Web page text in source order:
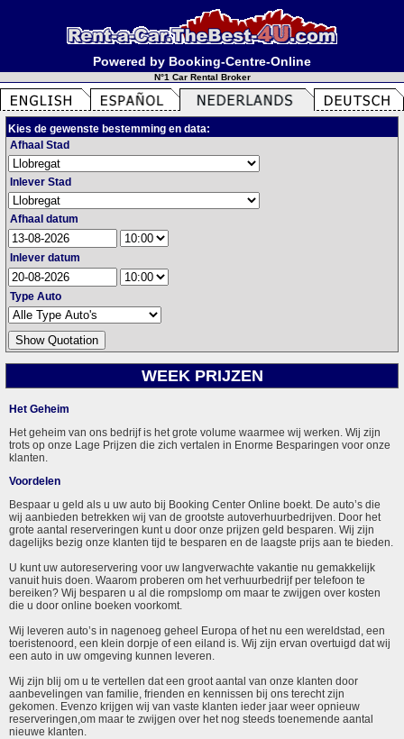
Powered by Booking-Centre-Online
N°1 Car Rental Broker
Kies de gewenste bestemming en data:
Afhaal Stad
Inlever Stad
Afhaal datum
Inlever datum
Type Auto
WEEK PRIJZEN
Het Geheim
Het geheim van ons bedrijf is het grote volume waarmee wij werken. Wij zijn
trots op onze Lage Prijzen die zich vertalen in Enorme Besparingen voor onze
klanten.
Voordelen
Bespaar u geld als u uw auto bij Booking Center Online boekt. De auto’s die
wij aanbieden betrekken wij van de grootste autoverhuurbedrijven. Door het
grote aantal reserveringen kunt u door onze prijzen geld besparen. Wij zijn
dagelijks bezig onze klanten tijd te besparen en de laagste prijs aan te bieden.
U kunt uw autoreservering voor uw langverwachte vakantie nu gemakkelijk
vanuit huis doen. Waarom proberen om het verhuurbedrijf per telefoon te
bereiken? Wij besparen u al die rompslomp om maar te zwijgen over kosten
die u door online boeken voorkomt.
Wij leveren auto’s in nagenoeg geheel Europa of het nu een wereldstad, een
toeristenoord, een klein dorpje of een eiland is. Wij zijn ervan overtuigd dat wij
een auto in uw omgeving kunnen leveren.
Wij zijn blij om u te vertellen dat een groot aantal van onze klanten door
aanbevelingen van familie, frienden en kennissen bij ons terecht zijn
gekomen. Evenzo krijgen wij van vaste klanten ieder jaar weer opnieuw
reserveringen,om maar te zwijgen over het nog steeds toenemende aantal
nieuwe klanten.